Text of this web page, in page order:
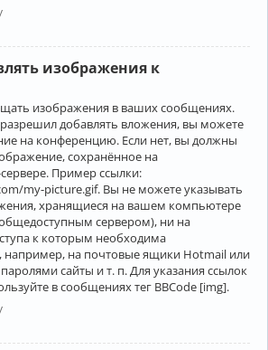
изображения к
изображения в ваших сообщениях.
добавлять вложения, вы можете
на конференцию. Если нет, вы должны
сохранённое на
Пример ссылки:
my-picture.gif. Вы не можете указывать
хранящиеся на вашем компьютере
общедоступным сервером), ни на
к которым необходима
например, на почтовые ящики Hotmail или
сайты и т. п. Для указания ссылок
в сообщениях тег BBCode [img].